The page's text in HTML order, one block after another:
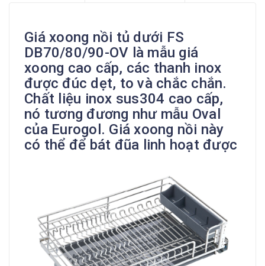
Giá xoong nồi tủ dưới FS
DB70/80/90-OV là mẫu giá
xoong cao cấp, các thanh inox
được đúc dẹt, to và chắc chắn.
Chất liệu inox sus304 cao cấp,
nó tương đương như mẫu Oval
của Eurogol. Giá xoong nồi này
có thể để bát đũa linh hoạt được